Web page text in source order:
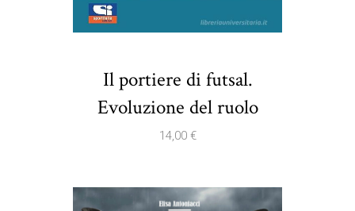
Il portiere di futsal.
Evoluzione del ruolo
14,00 €